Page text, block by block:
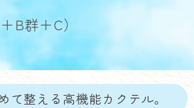
＋B群＋C）
て整える高機能カクテル。